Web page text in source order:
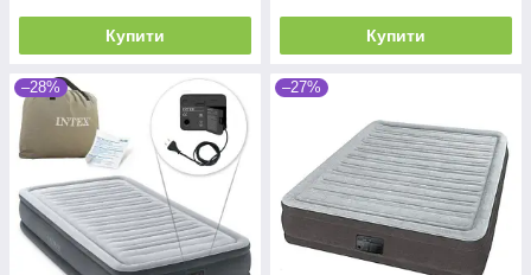
Купити Купити
–28% –27%